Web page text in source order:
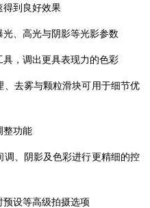
得到良好效果
、高光与阴影等光影参数
具，调出更具表现力的色彩
、去雾与颗粒滑块可用于细节优
整功能
调、阴影及色彩进行更精细的控
预设等高级拍摄选项